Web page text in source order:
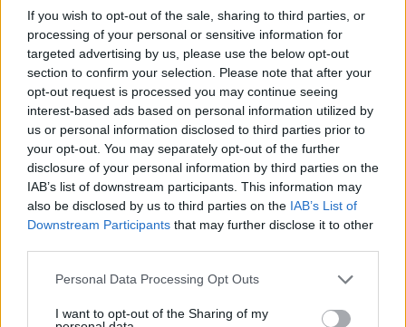
If you wish to opt-out of the sale, sharing to third parties, or
processing of your personal or sensitive information for
targeted advertising by us, please use the below opt-out
section to confirm your selection. Please note that after your
opt-out request is processed you may continue seeing
interest-based ads based on personal information utilized by
us or personal information disclosed to third parties prior to
your opt-out. You may separately opt-out of the further
disclosure of your personal information by third parties on the
IAB’s list of downstream participants. This information may
also be disclosed by us to third parties on the IAB’s List of
Downstream Participants that may further disclose it to other
Please note that this website/app uses one or more Google
not limited to your visit or usage behaviour. You may click to
Personal Data Processing Opt Outs
I want to opt-out of the Sharing of my
ezerā piedzīvojusi, cik
briesmīgas sekas var
būt makšķernieku
neuzmanībai
atradumi, kas maksā
līdz 10 eiro